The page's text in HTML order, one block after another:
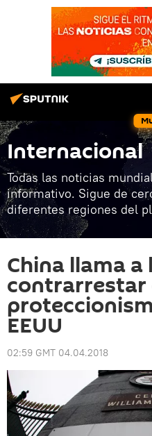
Internacional
Todas las noticias
informativo. Sigue de
diferentes regiones del
China llama a
contrarrestar
EEUU
02:59 GMT 04.04.2018